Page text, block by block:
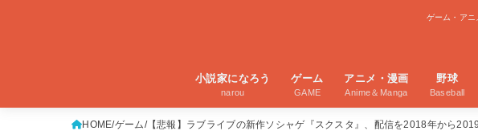
ゲーム・アニ
小説家になろう
narou
ゲーム
GAME
アニメ・漫画
Anime＆Manga
野球
Baseball
HOME ゲーム 【悲報】ラブライブの新作ソシャゲ『スクスタ』、配信を2018年から